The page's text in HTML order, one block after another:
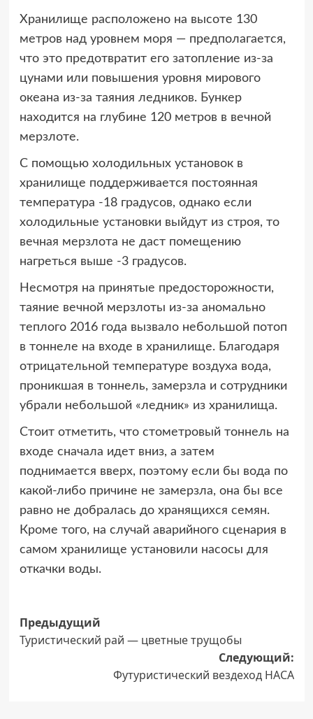
Хранилище расположено на высоте 130
метров над уровнем моря — предполагается,
что это предотвратит его затопление из-за
цунами или повышения уровня мирового
океана из-за таяния ледников. Бункер
находится на глубине 120 метров в вечной
мерзлоте.
С помощью холодильных установок в
хранилище поддерживается постоянная
температура -18 градусов, однако если
холодильные установки выйдут из строя, то
вечная мерзлота не даст помещению
нагреться выше -3 градусов.
Несмотря на принятые предосторожности,
таяние вечной мерзлоты из-за аномально
теплого 2016 года вызвало небольшой потоп
в тоннеле на входе в хранилище. Благодаря
отрицательной температуре воздуха вода,
проникшая в тоннель, замерзла и сотрудники
убрали небольшой «ледник» из хранилища.
Стоит отметить, что стометровый тоннель на
входе сначала идет вниз, а затем
поднимается вверх, поэтому если бы вода по
какой-либо причине не замерзла, она бы все
равно не добралась до хранящихся семян.
Кроме того, на случай аварийного сценария в
самом хранилище установили насосы для
откачки воды.
Навигация
записи
Предыдущий
Туристический рай — цветные трущобы
Следующий:
Футуристический вездеход НАСА